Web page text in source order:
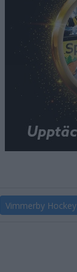
Vimmerby Hockey